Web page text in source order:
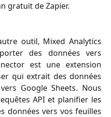
gratuit de Zapier.
outil, Mixed Analytics
des données vers
est une extension
qui extrait des données
Google Sheets. Nous
API et planifier les
données vers vos feuilles